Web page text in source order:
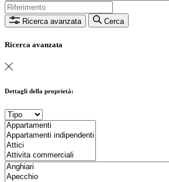
Ricerca avanzata Cerca
Ricerca avanzata
Dettagli della proprietà: